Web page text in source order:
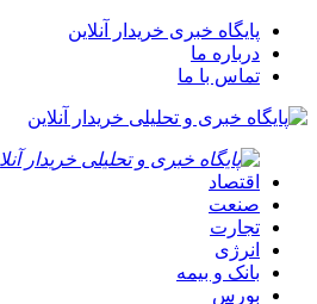
پایگاه خبری خریدار آنلاین
درباره ما
تماس با ما
اقتصاد
صنعت
تجارت
انرژی
بانک و بیمه
بورس